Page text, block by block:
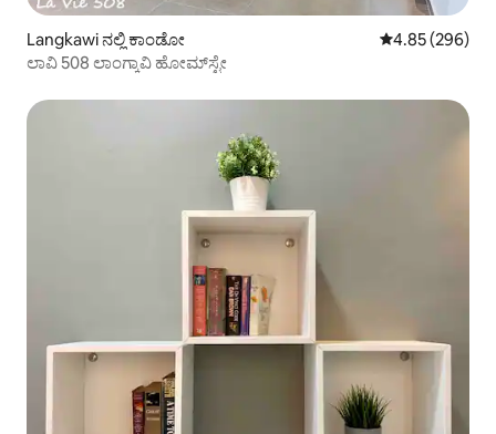
Langkawi ನಲ್ಲಿ ಕಾಂಡೋ 5 ರಲ್ಲಿ 4.85
4.85 (296)
ಲಾವಿ 508 ಲಾಂಗ್ಕಾವಿ ಹೋಮ್‌ಸ್ಟೇ